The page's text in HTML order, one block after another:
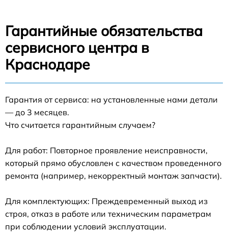
Гарантийные обязательства
сервисного центра в
Краснодаре
Гарантия от сервиса: на установленные нами детали
— до 3 месяцев.
Что считается гарантийным случаем?
Для работ: Повторное проявление неисправности,
который прямо обусловлен с качеством проведенного
ремонта (например, некорректный монтаж запчасти).
Для комплектующих: Преждевременный выход из
строя, отказ в работе или техническим параметрам
при соблюдении условий эксплуатации.